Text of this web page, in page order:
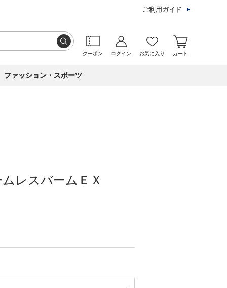
ご利用ガイド
クーポン ログイン お気に入り カート
ファッション・スポーツ
レスバームＥＸ